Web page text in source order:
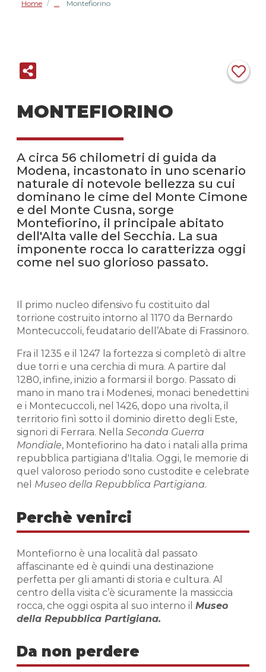
Home / Montefiorino
MONTEFIORINO
A circa 56 chilometri di guida da
Modena, incastonato in uno scenario
naturale di notevole bellezza su cui
dominano le cime del Monte Cimone
e del Monte Cusna, sorge
Montefiorino, il principale abitato
dell'Alta valle del Secchia. La sua
imponente rocca lo caratterizza oggi
come nel suo glorioso passato.
Il primo nucleo difensivo fu costituito dal
torrione costruito intorno al 1170 da Bernardo
Montecuccoli, feudatario dell’Abate di Frassinoro.
Fra il 1235 e il 1247 la fortezza si completò di altre
due torri e una cerchia di mura. A partire dal
1280, infine, inizio a formarsi il borgo. Passato di
mano in mano tra i Modenesi, monaci benedettini
e i Montecuccoli, nel 1426, dopo una rivolta, il
territorio finì sotto il dominio diretto degli Este,
signori di Ferrara. Nella Seconda Guerra
Mondiale, Montefiorino ha dato i natali alla prima
repubblica partigiana d'Italia. Oggi, le memorie di
quel valoroso periodo sono custodite e celebrate
nel Museo della Repubblica Partigiana.
Perchè venirci
Montefiorno è una località dal passato
affascinante ed è quindi una destinazione
perfetta per gli amanti di storia e cultura. Al
centro della visita c’è sicuramente la massiccia
rocca, che oggi ospita al suo interno il Museo
della Repubblica Partigiana.
Da non perdere